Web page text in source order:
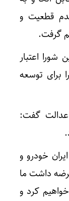
قطعیت و
گرفت.
شورا اعتبار
برای توسعه
عدالت گفت:
خودرو و
داشت ما
کرد و